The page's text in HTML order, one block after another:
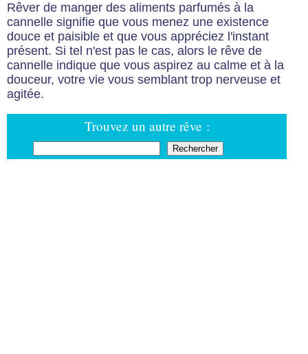
Rêver de manger des aliments parfumés à la
cannelle signifie que vous menez une existence
douce et paisible et que vous appréciez l'instant
présent. Si tel n'est pas le cas, alors le rêve de
cannelle indique que vous aspirez au calme et à la
douceur, votre vie vous semblant trop nerveuse et
agitée.
Trouvez un autre rêve :